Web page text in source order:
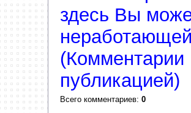
здесь Вы
(Комментарии
публикацией)
Всего комментариев: 0